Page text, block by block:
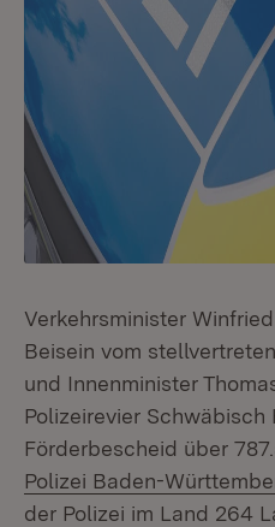
Verkehrsminister
Beisein vom
und Innenminister
Polizeirevier Schwäbisch
Förderbescheid über
Polizei Baden-
der Polizei im Land 264